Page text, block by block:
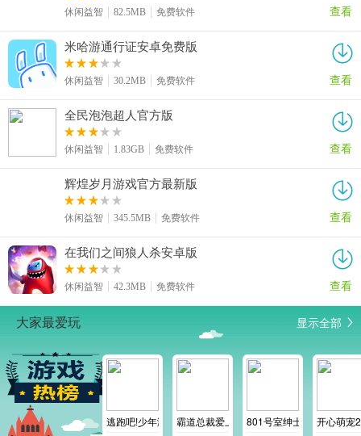
休闲益智 82.5MB 免费软件 查看
米哈游通行证安卓免费版
休闲益智 30.2MB 免费软件 查看
全民泡泡超人官方版
休闲益智 1.83GB 免费软件 查看
辉煌岁月游戏官方最新版
休闲益智 345.5MB 免费软件 查看
在我们之间狼人杀安卓版
休闲益智 42.3MB 免费软件 查看
大家最爱玩 显示全部
逃跑吧!少年测试服霸道总裁爱上我
801号室绅士版2.6.1开心萌宠